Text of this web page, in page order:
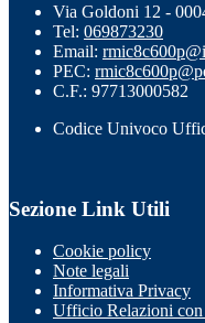
Via Goldoni 12 -
Tel: 069873230
Email:
PEC:
C.F.: 97713000582
Codice Univoco
Sezione Link Utili
Cookie policy
Note legali
Informativa Privacy
Ufficio Relazioni